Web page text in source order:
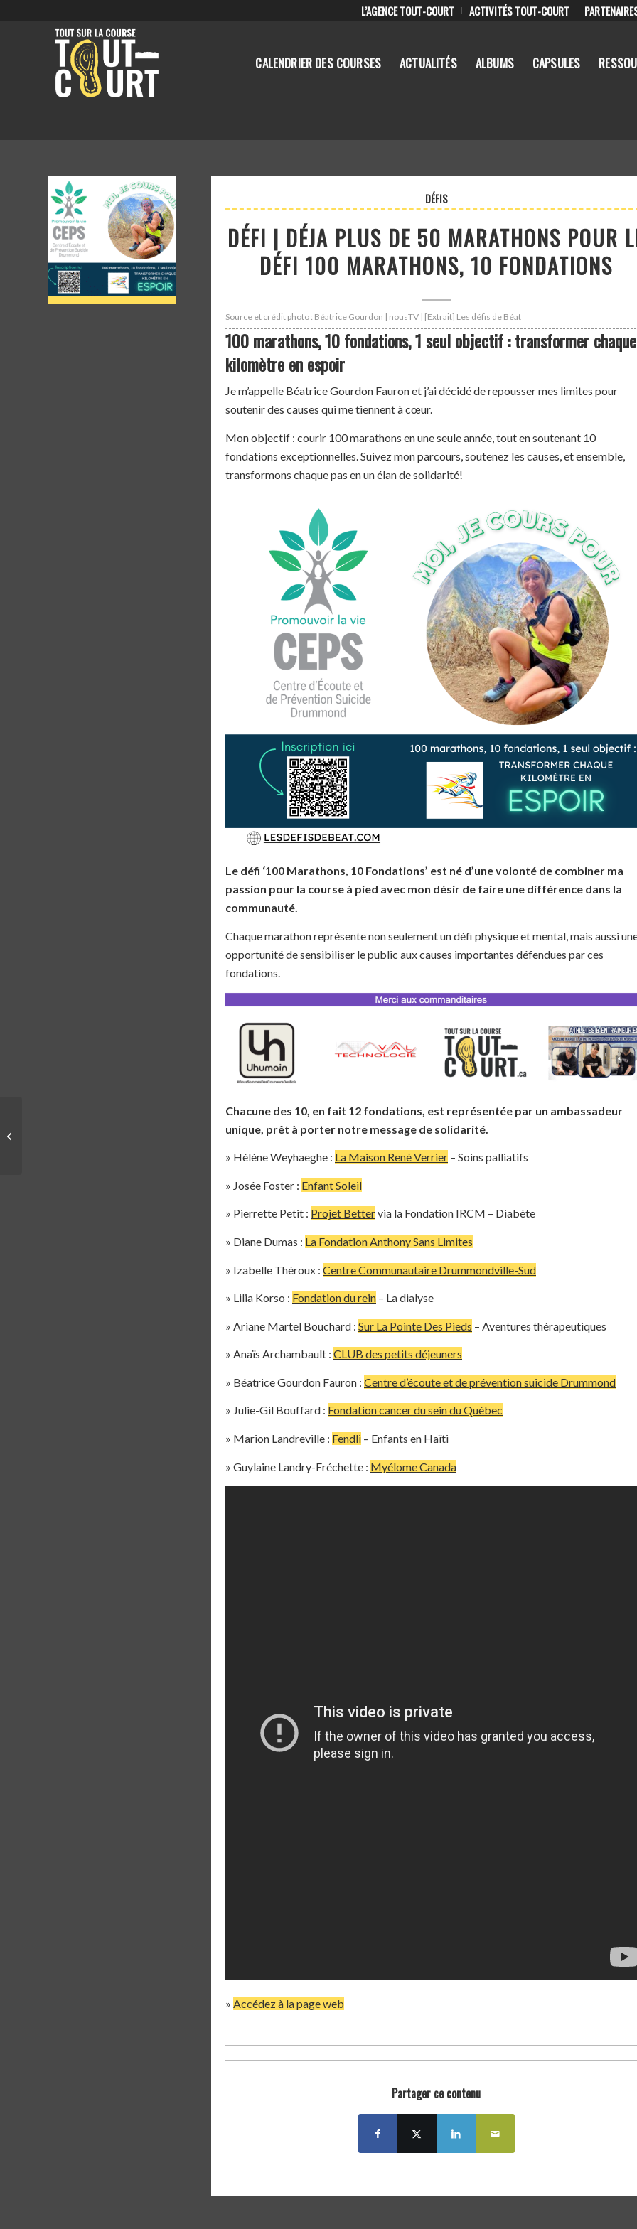
L’AGENCE TOUT-COURT ACTIVITÉS TOUT-COURT
CALENDRIER DES COURSES ACTUALITÉS ALBUMS CAPSULES
DÉFIS
DÉFI | DÉJA PLUS DE 50 MARATHONS POUR
DÉFI 100 MARATHONS, 10 FONDATIONS
Source et crédit photo : Béatrice Gourdon | nousTV | [Extrait] Les défis de Béat
100 marathons, 10 fondations, 1 seul objectif : transformer chaque
kilomètre en espoir
Je m’appelle Béatrice Gourdon Fauron et j’ai décidé de repousser mes limites pour
soutenir des causes qui me tiennent à cœur.
Mon objectif : courir 100 marathons en une seule année, tout en soutenant 10
fondations exceptionnelles. Suivez mon parcours, soutenez les causes, et ensemble,
transformons chaque pas en un élan de solidarité!
Le défi ‘100 Marathons, 10 Fondations’ est né d’une volonté de combiner ma
passion pour la course à pied avec mon désir de faire une différence dans la
communauté.
Chaque marathon représente non seulement un défi physique et mental, mais aussi
opportunité de sensibiliser le public aux causes importantes défendues par ces
fondations.
Chacune des 10, en fait 12 fondations, est représentée par un ambassadeur
unique, prêt à porter notre message de solidarité.
» Hélène Weyhaeghe : La Maison René Verrier – Soins palliatifs
» Josée Foster : Enfant Soleil
» Pierrette Petit : Projet Bettervia la Fondation IRCM – Diabète
» Diane Dumas : La Fondation Anthony Sans Limites
» Izabelle Théroux : Centre Communautaire Drummondville-Sud
» Lilia Korso : Fondation du rein – La dialyse
» Ariane Martel Bouchard : Sur La Pointe Des Pieds – Aventures thérapeutiques
» Anaïs Archambault : CLUB des petits déjeuners
» Béatrice Gourdon Fauron : Centre d’écoute et de prévention suicide Drummond
» Julie-Gil Bouffard : Fondation cancer du sein du Québec
» Marion Landreville : Fendli – Enfants en Haïti
» Guylaine Landry-Fréchette : Myélome Canada
» Accédez à la page web
Partager ce contenu